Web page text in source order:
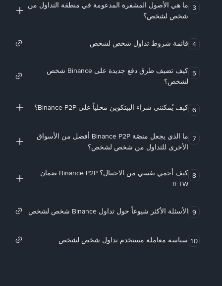
3 ما هي الأصول المشفرة المدعومة في منطقة التداول من
شخص لشخص؟
4 قائمة شروط تداول شخص لشخص
5
كيف تضيف طرق دفع جديدة على Binance شخص
لشخص؟
6 كيف يُمكنني شراء البيتكوين محلياً على Binance P2P؟
7
ما الذي يجعل منصّة Binance P2P أفضل من الأسواق
الأخرى للتداول من شخص لشخص؟
8
كيف أحمي نفسي من الاحتيال؟ Binance P2P ضمان
FTW!
9 الأسئلة الأكثر شيوعاً حول تداول Binance شخص لشخص
10 سياسة معاملة مستخدم تداول شخص لشخص